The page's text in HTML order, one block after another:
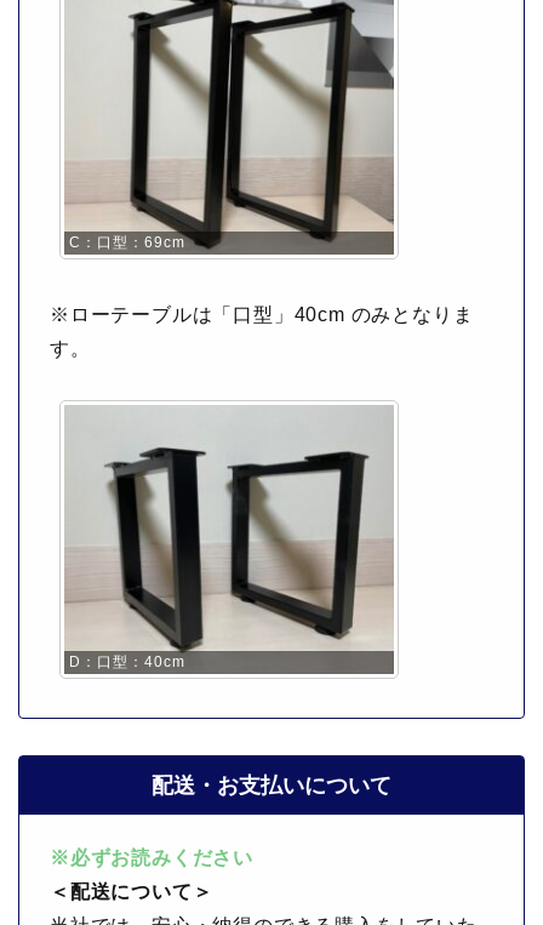
C：口型：69cm
※ローテーブルは「口型」40cm のみとなりま
す。
D：口型：40cm
配送・お支払いについて
※必ずお読みください
＜配送について＞